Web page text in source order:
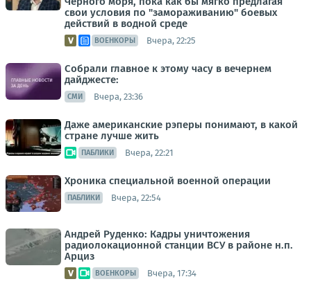
свои условия по "замораживанию" боевых
действий в водной среде
ВОЕНКОРЫ Вчера, 22:25
Собрали главное к этому часу в вечернем
дайджесте:
СМИ Вчера, 23:36
Даже американские рэперы понимают, в какой
стране лучше жить
ПАБЛИКИ Вчера, 22:21
Хроника специальной военной операции
ПАБЛИКИ Вчера, 22:54
Андрей Руденко: Кадры уничтожения
радиолокационной станции ВСУ в районе н.п.
Арциз
ВОЕНКОРЫ Вчера, 17:34